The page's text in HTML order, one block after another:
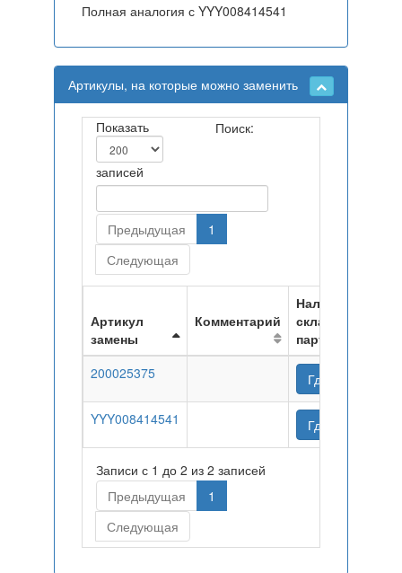
Полная аналогия с YYY008414541
Артикулы, на которые можно заменить
Показать
записей
Поиск:
Предыдущая
1
Следующая
Артикул
замены
Комментарий
Наличие на
складах
партнеров
200025375
Где купить
YYY008414541 Где купить
Записи с 1 до 2 из 2 записей
Предыдущая
1
Следующая